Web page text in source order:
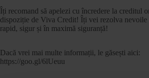
Îți recomand să apelezi cu încredere la creditul
dispoziție de Viva Credit! Îți vei rezolva nevoile
rapid, sigur și în maximă siguranță!
Dacă vrei mai multe informații, le găsești aici:
https://goo.gl/6lUeuu